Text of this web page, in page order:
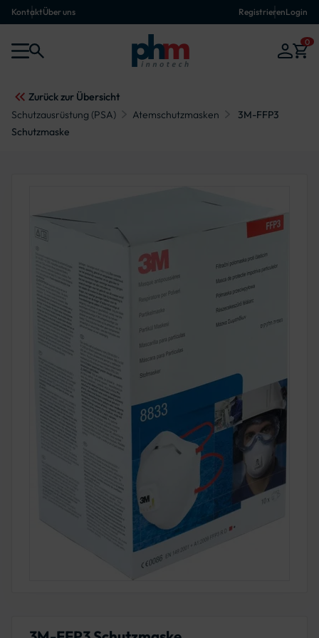
KontaktÜber uns RegistrierenLogin
0
Zurück zur Übersicht
Schutzausrüstung (PSA)
Atemschutzmasken
3M-FFP3
Schutzmaske